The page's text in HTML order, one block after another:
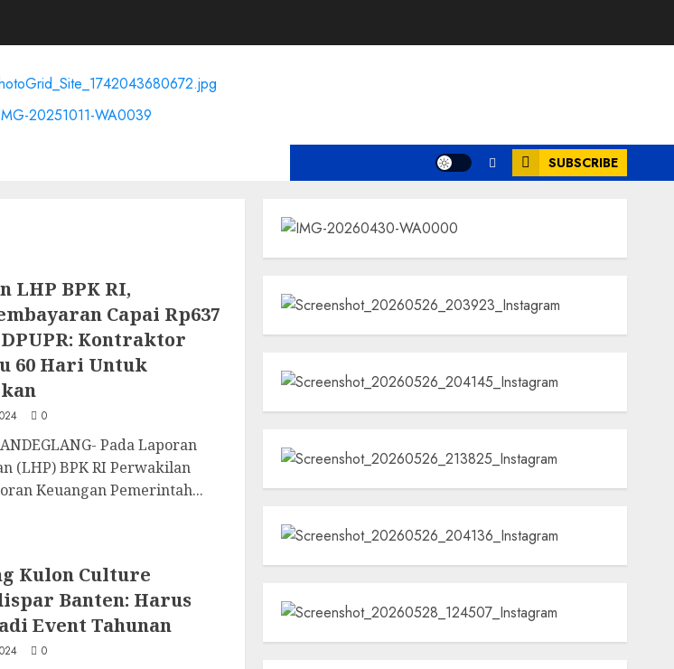
SUBSCRIBE
LHP BPK RI,
Capai Rp637
Kontraktor
60 Hari Untuk
0
Pada Laporan
(LHP) BPK RI Perwakilan
Keuangan Pemerintah...
Kulon Culture
Banten: Harus
Event Tahunan
0